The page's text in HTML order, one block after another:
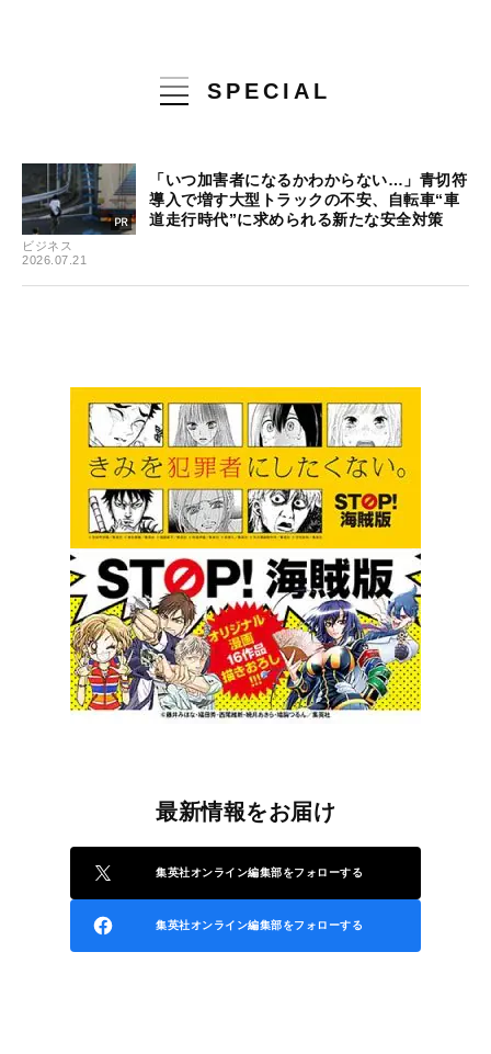
SPECIAL
ビジネス
2026.07.21
「いつ加害者になるかわからない…」青切符
導入で増す大型トラックの不安、自転車“車
道走行時代”に求められる新たな安全対策
最新情報をお届け
集英社オンライン編集部をフォローする
集英社オンライン編集部をフォローする